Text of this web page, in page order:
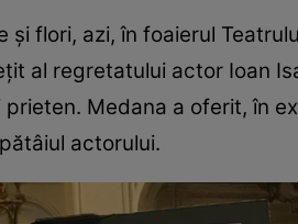
și flori, azi, în foaierul
al regretatului actor Ioan
prieten. Medana a oferit, în
actorului.